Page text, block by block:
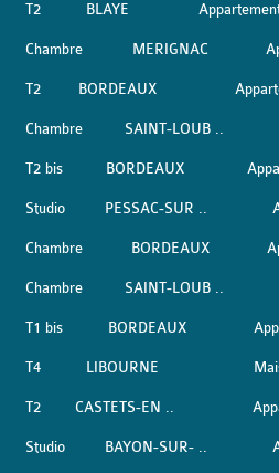
T2 BLAYE
Chambre MERIGNAC
T2 BORDEAUX
Chambre SAINT-LOUB ..
T2 bis BORDEAUX
Studio PESSAC-SUR ..
Chambre BORDEAUX
Chambre SAINT-LOUB ..
T1 bis BORDEAUX
T4 LIBOURNE
T2 CASTETS-EN ..
Studio BAYON-SUR- ..